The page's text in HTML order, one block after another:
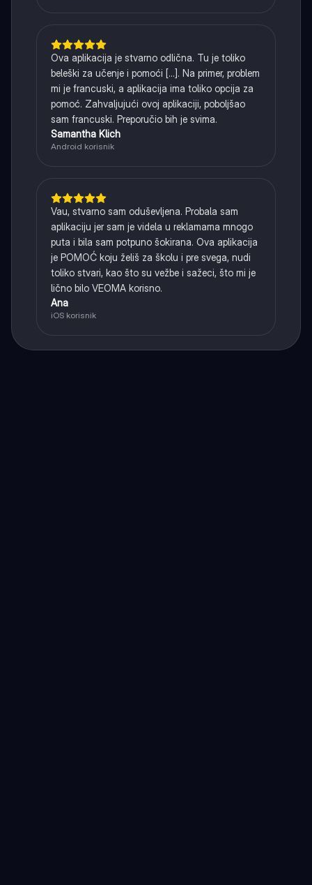
Ova aplikacija je stvarno odlična. Tu je toliko
beleški za učenje i pomoći [...]. Na primer, problem
mi je francuski, a aplikacija ima toliko opcija za
pomoć. Zahvaljujući ovoj aplikaciji, poboljšao
sam francuski. Preporučio bih je svima.
Samantha Klich
Android korisnik
Vau, stvarno sam oduševljena. Probala sam
aplikaciju jer sam je videla u reklamama mnogo
puta i bila sam potpuno šokirana. Ova aplikacija
je POMOĆ koju želiš za školu i pre svega, nudi
toliko stvari, kao što su vežbe i sažeci, što mi je
lično bilo VEOMA korisno.
Ana
iOS korisnik